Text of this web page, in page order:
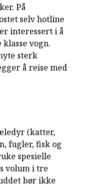
På
selv hotline
interessert i å
vogn.
sterk
å reise med
(katter,
fugler, fisk og
spesielle
volum i tre
bør ikke